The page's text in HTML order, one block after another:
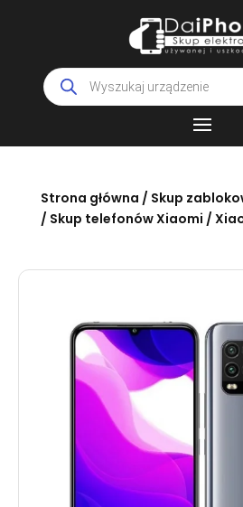
Wyszukiwarka
produktów
Strona główna / Skup
/ Skup telefonów Xiaomi /